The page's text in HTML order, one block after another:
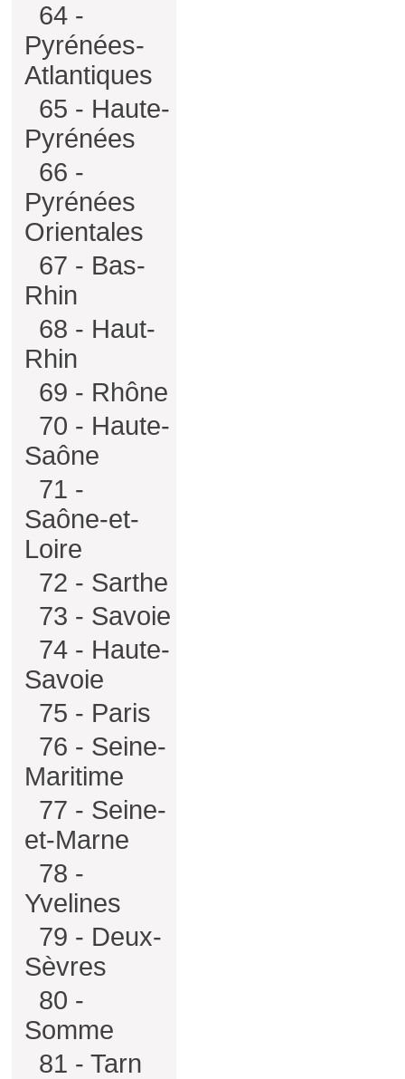
64 -
Pyrénées-
Atlantiques
65 - Haute-
Pyrénées
66 -
Pyrénées
Orientales
67 - Bas-
Rhin
68 - Haut-
Rhin
69 - Rhône
70 - Haute-
Saône
71 -
Saône-et-
Loire
72 - Sarthe
73 - Savoie
74 - Haute-
Savoie
75 - Paris
76 - Seine-
Maritime
77 - Seine-
et-Marne
78 -
Yvelines
79 - Deux-
Sèvres
80 -
Somme
81 - Tarn